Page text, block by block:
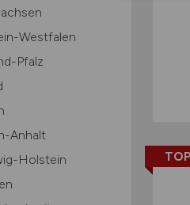
Westfalen
Pfalz
Anhalt
Holstein